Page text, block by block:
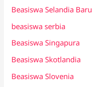
Beasiswa Selandia Baru
beasiswa serbia
Beasiswa Singapura
Beasiswa Skotlandia
Beasiswa Slovenia